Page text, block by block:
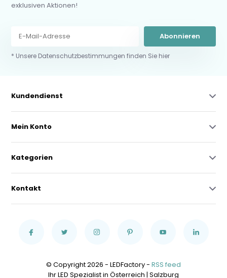
exklusiven Aktionen!
Abonnieren
* Unsere Datenschutzbestimmungen finden Sie hier
Kundendienst
Mein Konto
Kategorien
Kontakt
© Copyright 2026 - LEDFactory - RSS feed
Ihr LED Spezialist in Österreich | Salzburg